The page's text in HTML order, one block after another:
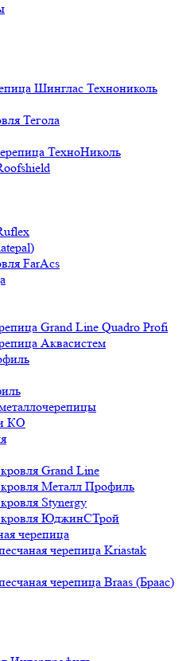
Шинглас Технониколь
Тегола
ТехноНиколь
FarAcs
Grand Line Quadro Profi
Аквасистем
КО
Grand Line
Металл Профиль
Stynergy
кровля ЮджинСТрой
черепица
черепица Kriastak
черепица Braas (Браас)